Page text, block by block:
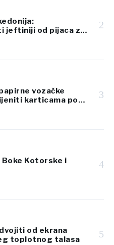
jeftiniji od pijaca za
2
vozačke
karticama po
3
Kotorske i
4
od ekrana
toplotnog talasa
5